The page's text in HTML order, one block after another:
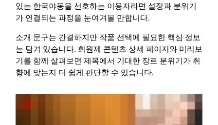
있는 한국야동을 선호하는 이용자라면 설정과 분위기
가 연결되는 과정을 눈여겨볼 만합니다.
소개 문구는 간결하지만 작품 선택에 필요한 핵심 정보
는 담겨 있습니다. 회원제 콘텐츠 상세 페이지와 미리보
기를 함께 살펴보면 제목에서 기대한 장르 분위기가 취
향에 맞는지 더 쉽게 판단할 수 있습니다.